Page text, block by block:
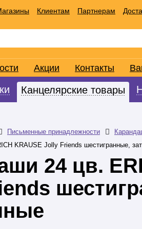
Клиентам Партнерам
Акции Контакты
Канцелярские товары
Письменные принадлежности
KRAUSE Jolly Friends шестигранные,
24 цв.